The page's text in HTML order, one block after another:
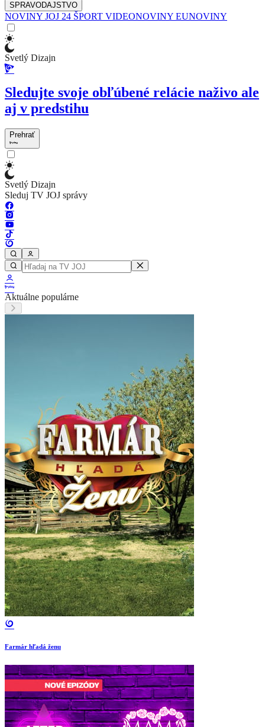
SPRAVODAJSTVO
NOVINY JOJ 24 ŠPORT VIDEONOVINY EUNOVINY
Svetlý Dizajn
Sledujte svoje obľúbené relácie naživo ale
aj v predstihu
Prehrať
Svetlý Dizajn
Sleduj TV JOJ správy
Aktuálne populárne
Farmár hľadá ženu